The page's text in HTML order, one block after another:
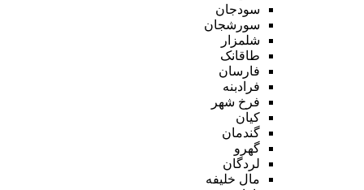
سودجان
سورشجان
شلمزار
طاقانک
فارسان
فرادبنه
فرخ شهر
کیان
گندمان
گهرو
لردگان
مال خلیفه